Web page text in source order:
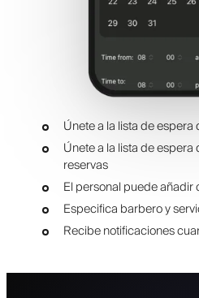
Únete a la lista de
Únete a la lista de
reservas
El personal puede
Especifica barbero y
Recibe notificaciones